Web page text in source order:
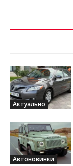
Актуально
Автоновинки